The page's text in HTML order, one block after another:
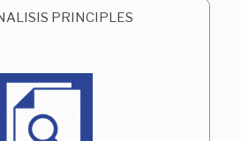
PRINCIPLES